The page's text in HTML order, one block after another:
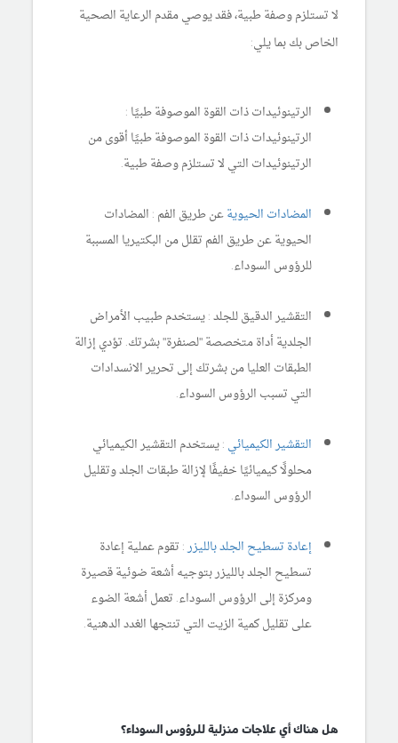
لا تستلزم وصفة طبية، فقد يوصي مقدم الرعاية الصحية
الخاص بك بما يلي:
الرتينوئيدات ذات القوة الموصوفة طبيًا :
الرتينوئيدات ذات القوة الموصوفة طبيًا أقوى من
الرتينوئيدات التي لا تستلزم وصفة طبية.
المضادات الحيويةعن طريق الفم : المضادات
الحيوية عن طريق الفم تقلل من البكتيريا المسببة
للرؤوس السوداء.
التقشير الدقيق للجلد : يستخدم طبيب الأمراض
الجلدية أداة متخصصة "لصنفرة" بشرتك. تؤدي إزالة
الطبقات العليا من بشرتك إلى تحرير الانسدادات
التي تسبب الرؤوس السوداء.
التقشير الكيميائي : يستخدم التقشير الكيميائي
محلولًا كيميائيًا خفيفًا لإزالة طبقات الجلد وتقليل
الرؤوس السوداء.
إعادة تسطيح الجلد بالليزر: تقوم عملية إعادة
تسطيح الجلد بالليزر بتوجيه أشعة ضوئية قصيرة
ومركزة إلى الرؤوس السوداء. تعمل أشعة الضوء
على تقليل كمية الزيت التي تنتجها الغدد الدهنية.
هل هناك أي علاجات منزلية للرؤوس السوداء؟